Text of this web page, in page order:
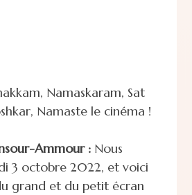
Namaskaram, Sat
Namaste le cinéma !
Ammour :Nous
3 octobre 2022, et voici
grand et du petit écran